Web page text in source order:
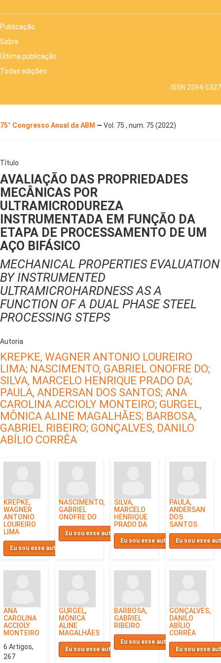
Publicação
Sobre
Última publicação
Todas edições
ISSN 2594-5327
75° Congresso Anual da ABM — Vol. 75 , num. 75 (2022)
Título
AVALIAÇÃO DAS PROPRIEDADES
MECÂNICAS POR
ULTRAMICRODUREZA
INSTRUMENTADA EM FUNÇÃO DA
ETAPA DE PROCESSAMENTO DE UM
AÇO BIFÁSICO
MECHANICAL PROPERTIES EVALUATION
BY INSTRUMENTED
ULTRAMICROHARDNESS AS A
FUNCTION OF A DUAL PHASE STEEL
PROCESSING STEPS
Autoria
KREPKE, WAGNER ANTONIO LOUREIRO
LIMA; NASCIMENTO, GABRIEL ONOFRE DO;
SILVA, MARCELO HENRIQUE PRADO DA;
PAULA, ANDERSAN DOS SANTOS; ANA
CAROLINA ACCIOLY MONTEIRO; GURGEL,
MÔNICA ALINE MAGALHÃES; BARBOSA,
GABRIEL RIBEIRO; GONÇALVES, DANILO
ABÍLIO CORRÊA
KREPKE,
WAGNER
ANTONIO
LOUREIRO
LIMA
Eu sou esse autor
NASCIMENTO,
GABRIEL
ONOFRE DO
Eu sou esse autor
SILVA,
MARCELO
HENRIQUE
PRADO DA
Eu sou esse autor
PAULA,
ANDERSAN
DOS
SANTOS
Eu sou esse
ANA
CAROLINA
ACCIOLY
MONTEIRO
6 Artigos,
267
GURGEL,
MÔNICA
ALINE
MAGALHÃES
Eu sou esse autor
BARBOSA,
GABRIEL
RIBEIRO
Eu sou esse autor
GONÇALVES,
DANILO
ABÍLIO
CORRÊA
Eu sou esse